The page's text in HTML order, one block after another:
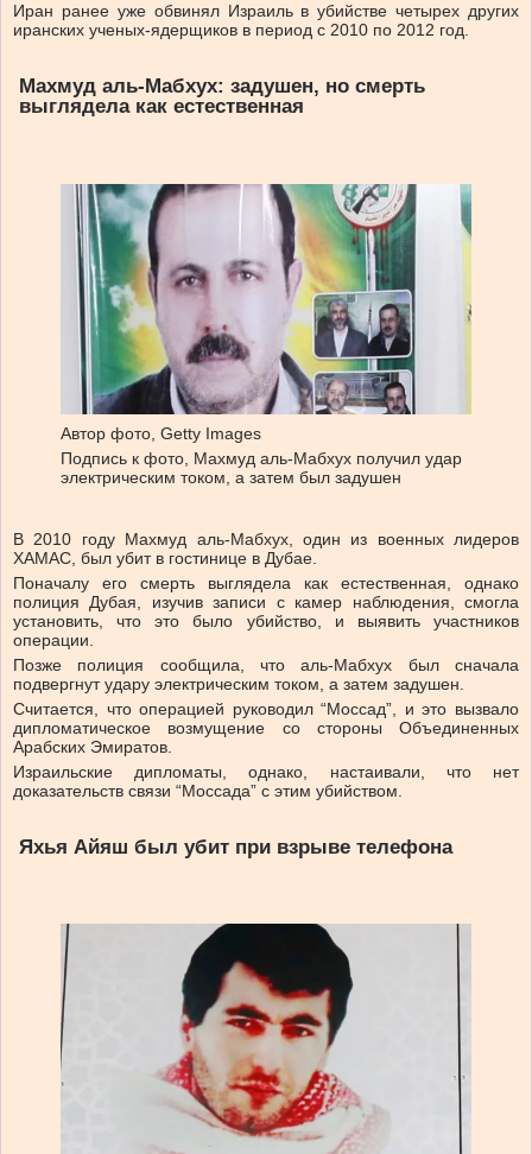
Иран ранее уже обвинял Израиль в убийстве четырех других
иранских ученых-ядерщиков в период с 2010 по 2012 год.
Махмуд аль-Мабхух: задушен, но смерть
выглядела как естественная
Автор фото, Getty Images
Подпись к фото, Махмуд аль-Мабхух получил удар
электрическим током, а затем был задушен
В 2010 году Махмуд аль-Мабхух, один из военных лидеров
ХАМАС, был убит в гостинице в Дубае.
Поначалу его смерть выглядела как естественная, однако
полиция Дубая, изучив записи с камер наблюдения, смогла
установить, что это было убийство, и выявить участников
операции.
Позже полиция сообщила, что аль-Мабхух был сначала
подвергнут удару электрическим током, а затем задушен.
Считается, что операцией руководил “Моссад”, и это вызвало
дипломатическое возмущение со стороны Объединенных
Арабских Эмиратов.
Израильские дипломаты, однако, настаивали, что нет
доказательств связи “Моссада” с этим убийством.
Яхья Айяш был убит при взрыве телефона